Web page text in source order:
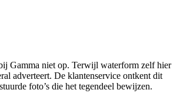
Gamma niet op. Terwijl waterform zelf hier
adverteert. De klantenservice ontkent dit
foto’s die het tegendeel bewijzen.